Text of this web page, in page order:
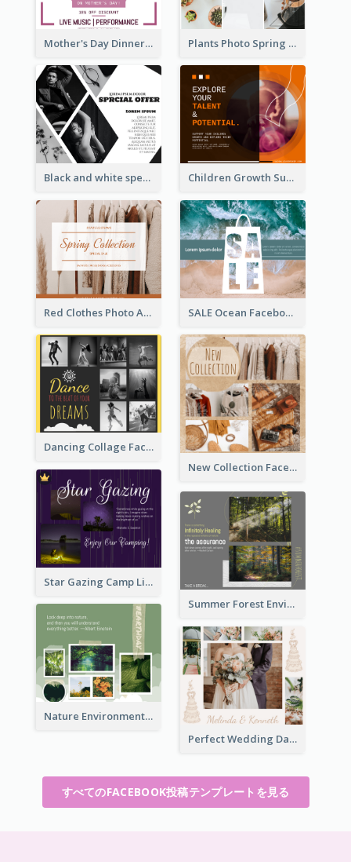
Mother's Day Dinner Discount Facebook Post Plants Photo Spring Sale Facebook Post
Black and white special offer Facebook Post Children Growth Support Facebook Post
Red Clothes Photo Apparel Sale Facebook Post SALE Ocean Facebook Post
Dancing Collage Facebook Post
New Collection Facebook Post
Star Gazing Camp Lifestyle Facebook Post
Summer Forest Environment Facebook Post
Nature Environment Facebook Post
Perfect Wedding Day Facebook Post
すべてのFACEBOOK投稿テンプレートを見る